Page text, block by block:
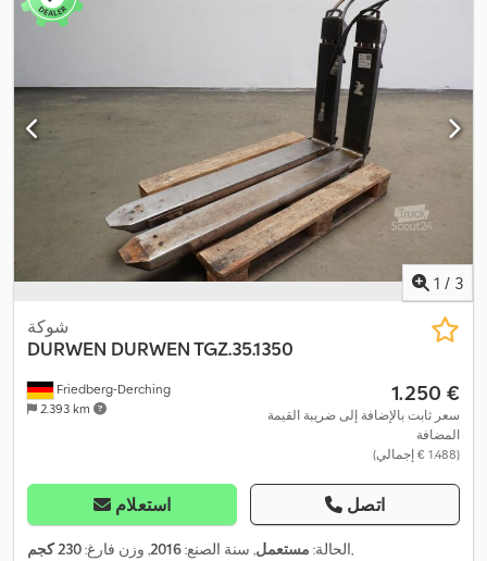
1 / 3
Friedberg-Derching
2.393 km
شوكة
DURWEN DURWEN TGZ.35.1350
‏1.250 €
سعر ثابت بالإضافة إلى ضريبة القيمة
المضافة
(‏1.488 € إجمالي)
استعلام اتصل
الحالة: مستعمل, سنة الصنع:2016, وزن فارغ:230 كجم ,